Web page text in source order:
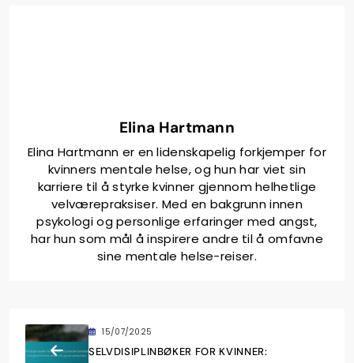
Elina Hartmann
Elina Hartmann er en lidenskapelig forkjemper for
kvinners mentale helse, og hun har viet sin
karriere til å styrke kvinner gjennom helhetlige
velværepraksiser. Med en bakgrunn innen
psykologi og personlige erfaringer med angst,
har hun som mål å inspirere andre til å omfavne
sine mentale helse-reiser.
15/07/2025
SELVDISIPLINBØKER FOR KVINNER: